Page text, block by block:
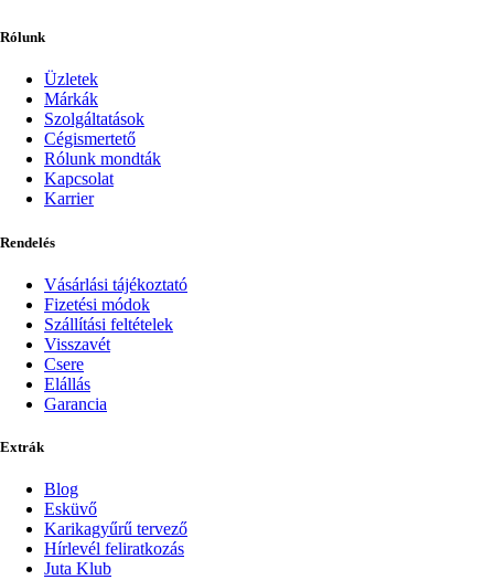
Rólunk
Üzletek
Márkák
Szolgáltatások
Cégismertető
Rólunk mondták
Kapcsolat
Karrier
Rendelés
Vásárlási tájékoztató
Fizetési módok
Szállítási feltételek
Visszavét
Csere
Elállás
Garancia
Extrák
Blog
Esküvő
Karikagyűrű tervező
Hírlevél feliratkozás
Juta Klub